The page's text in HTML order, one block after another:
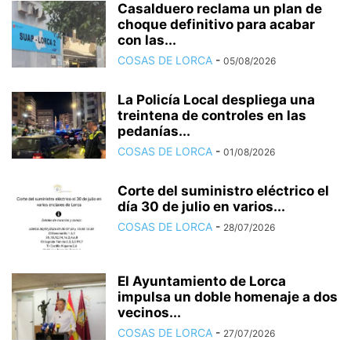
Casalduero reclama un plan de
choque definitivo para acabar
con las...
COSAS DE LORCA - 05/08/2026
La Policía Local despliega una
treintena de controles en las
pedanías...
COSAS DE LORCA - 01/08/2026
Corte del suministro eléctrico el
día 30 de julio en varios...
COSAS DE LORCA - 28/07/2026
El Ayuntamiento de Lorca
impulsa un doble homenaje a dos
vecinos...
COSAS DE LORCA - 27/07/2026